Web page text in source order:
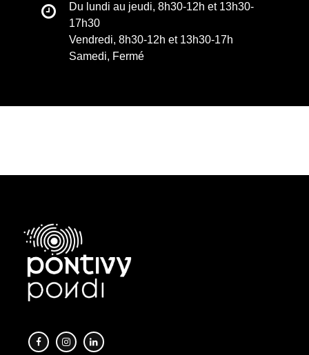
Du lundi au jeudi, 8h30-12h et 13h30-
17h30
Vendredi, 8h30-12h et 13h30-17h
Samedi, Fermé